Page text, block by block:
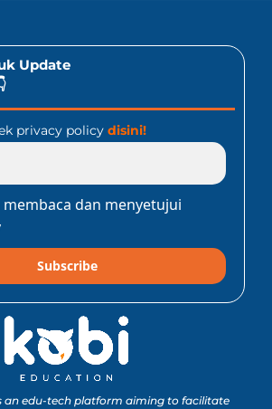
Update
privacy policy disini!
membaca dan menyetujui
Subscribe
an edu-tech platform aiming to facilitate